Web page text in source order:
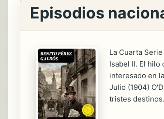
Episodios
La Cuarta
Isabel II. El
interesado en
Julio (1904)
tristes